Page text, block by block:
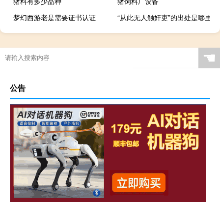
梦幻西游老是需要证书认证
“从此无人触奸吏”的出处是哪里
☚
公告